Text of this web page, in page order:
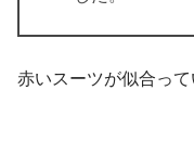
赤いスーツが似合って